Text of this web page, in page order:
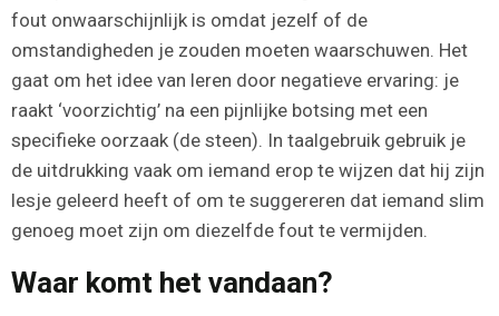
fout onwaarschijnlijk is omdat jezelf of de
omstandigheden je zouden moeten waarschuwen. Het
gaat om het idee van leren door negatieve ervaring: je
raakt ‘voorzichtig’ na een pijnlijke botsing met een
specifieke oorzaak (de steen). In taalgebruik gebruik je
de uitdrukking vaak om iemand erop te wijzen dat hij zijn
lesje geleerd heeft of om te suggereren dat iemand slim
genoeg moet zijn om diezelfde fout te vermijden.
Waar komt het vandaan?